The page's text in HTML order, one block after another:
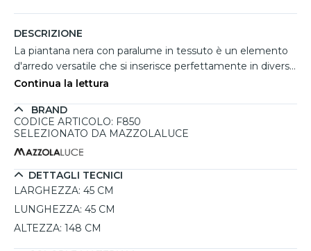
DESCRIZIONE
La piantana nera con paralume in tessuto è un elemento
d'arredo versatile che si inserisce perfettamente in diversi
ambienti, dal soggiorno alla camera da letto. La struttura in
stile minimalista, mentre il paralume in tessuto crea
un'atmosfera accogliente, attenuando la luce e
dimmerabile, permettendo di regolare l'intensità luminosa
a seconda delle esigenze. Con una potenza massima di
15W per lampadina E27, offre la possibilità di scegliere la
tonalità di luce più adatta. Le sue dimensioni generose, 45
d'impatto visivo senza essere ingombrante.
Continua la lettura
BRAND
CODICE ARTICOLO: F850
SELEZIONATO DA MAZZOLALUCE
DETTAGLI TECNICI
LARGHEZZA: 45 CM
LUNGHEZZA: 45 CM
ALTEZZA: 148 CM